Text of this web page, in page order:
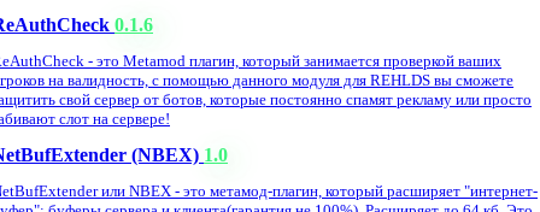
0.1.6
- это Metamod плагин, который занимается проверкой ваших
на валидность, с помощью данного модуля для REHLDS вы сможете
свой сервер от ботов, которые постоянно спамят рекламу или просто
слот на сервере!
(NBEX) 1.0
или NBEX - это метамод-плагин, который расширяет "интернет-